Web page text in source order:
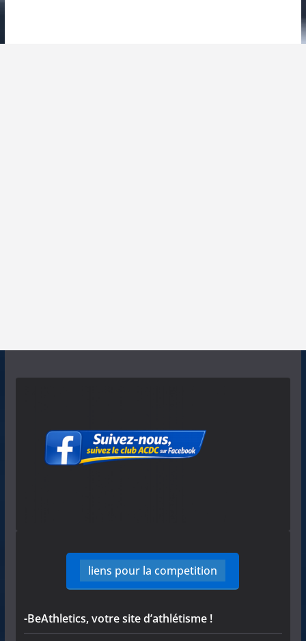
liens pour la competition
-BeAthletics, votre site d’athlétisme !